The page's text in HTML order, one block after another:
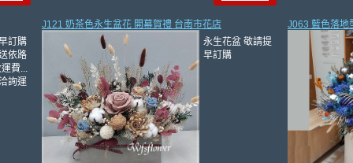
訂購
依路
費...
詢運
J121 奶茶色永生盆花 開幕賀禮 台南市花店
永生花盆 敬請提
早訂購
J063 藍色落地